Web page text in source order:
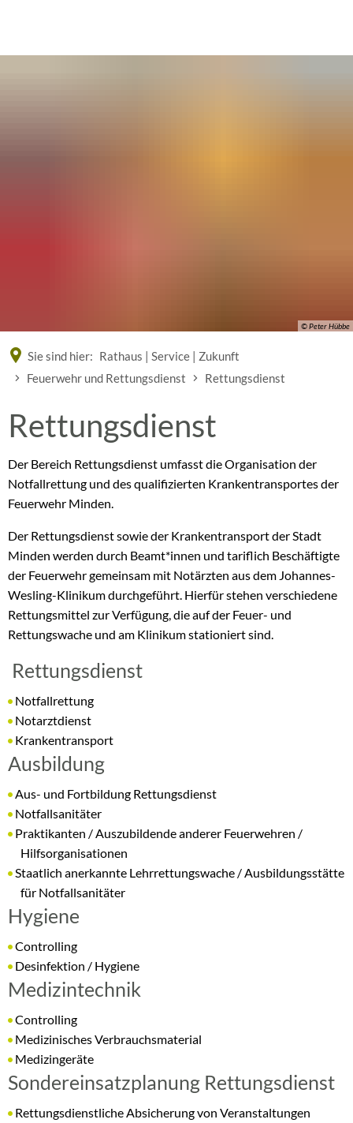
© Peter Hübbe
Sie sind hier: Rathaus | Service | Zukunft
Feuerwehr und Rettungsdienst
Rettungsdienst
Rettungsdienst
Der Bereich Rettungsdienst umfasst die Organisation der
Notfallrettung und des qualifizierten Krankentransportes der
Feuerwehr Minden.
Der Rettungsdienst sowie der Krankentransport der Stadt
Minden werden durch Beamt*innen und tariflich Beschäftigte
der Feuerwehr gemeinsam mit Notärzten aus dem Johannes-
Wesling-Klinikum durchgeführt. Hierfür stehen verschiedene
Rettungsmittel zur Verfügung, die auf der Feuer- und
Rettungswache und am Klinikum stationiert sind.
Rettungsdienst
Notfallrettung
Notarztdienst
Krankentransport
Ausbildung
Aus- und Fortbildung Rettungsdienst
Notfallsanitäter
Praktikanten / Auszubildende anderer Feuerwehren /
Hilfsorganisationen
Staatlich anerkannte Lehrrettungswache / Ausbildungsstätte
für Notfallsanitäter
Hygiene
Controlling
Desinfektion / Hygiene
Medizintechnik
Controlling
Medizinisches Verbrauchsmaterial
Medizingeräte
Sondereinsatzplanung Rettungsdienst
Rettungsdienstliche Absicherung von Veranstaltungen